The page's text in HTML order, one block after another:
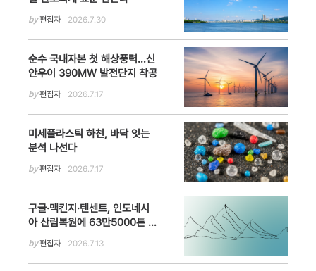
by편집자 2026.7.30
순수 국내자본 첫 해상풍력…신
안우이 390MW 발전단지 착공
by편집자 2026.7.17
미세플라스틱 하천, 바닥 잇는
분석 나선다
by편집자 2026.7.17
구글·맥킨지·텐센트, 인도네시
아 산림복원에 63만5000톤 탄
소제거 선구매…자연기반 탄소
시장 확대
by편집자 2026.7.13